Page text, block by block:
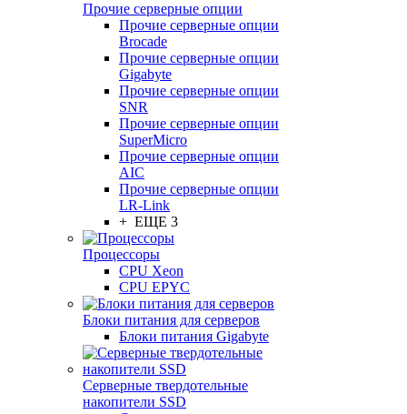
Прочие серверные опции
Прочие серверные опции
Brocade
Прочие серверные опции
Gigabyte
Прочие серверные опции
SNR
Прочие серверные опции
SuperMicro
Прочие серверные опции
AIC
Прочие серверные опции
LR-Link
+ ЕЩЕ 3
Процессоры
CPU Xeon
CPU EPYC
Блоки питания для серверов
Блоки питания Gigabyte
Серверные твердотельные
накопители SSD